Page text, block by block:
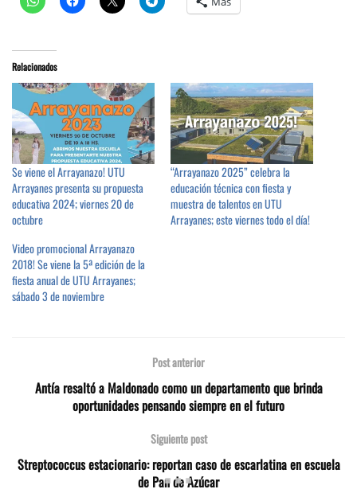
Relacionados
Se viene el Arrayanazo! UTU
Arrayanes presenta su propuesta
educativa 2024; viernes 20 de
octubre
“Arrayanazo 2025” celebra la
educación técnica con fiesta y
muestra de talentos en UTU
Arrayanes; este viernes todo el día!
Video promocional Arrayanazo
2018! Se viene la 5ª edición de la
fiesta anual de UTU Arrayanes;
sábado 3 de noviembre
Post anterior
Antía resaltó a Maldonado como un departamento que brinda
oportunidades pensando siempre en el futuro
Siguiente post
Streptococcus estacionario: reportan caso de escarlatina en escuela
de Pan de Azúcar